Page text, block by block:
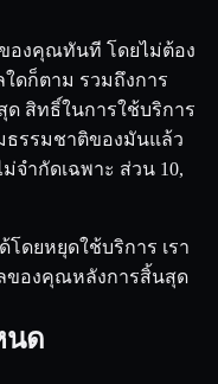
ของคุณทันที โดยไม่ต้อง
ดก็ตาม รวมถึงการ
ด สิทธิ์ในการใช้บริการ
รรมชาติของมันแล้ว
จำกัดเฉพาะ ส่วน 10,
ดยหยุดใช้บริการ เรา
ของคุณหลังการสิ้นสุด
นด